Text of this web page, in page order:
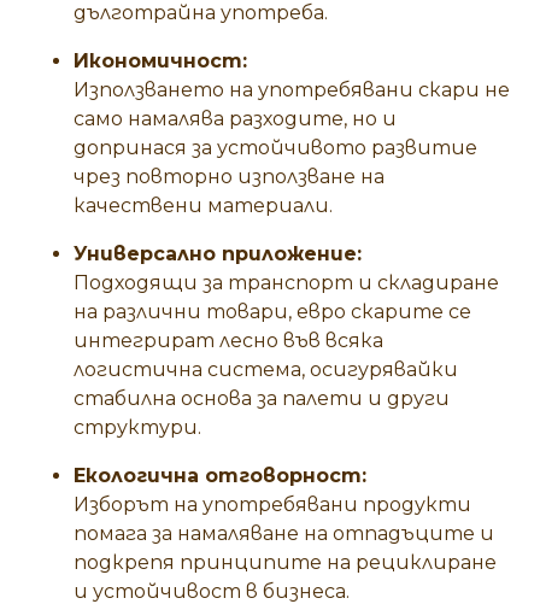
дълготрайна употреба.
Икономичност:
Използването на употребявани скари не
само намалява разходите, но и
допринася за устойчивото развитие
чрез повторно използване на
качествени материали.
Универсално приложение:
Подходящи за транспорт и складиране
на различни товари, евро скарите се
интегрират лесно във всяка
логистична система, осигурявайки
стабилна основа за палети и други
структури.
Екологична отговорност:
Изборът на употребявани продукти
помага за намаляване на отпадъците и
подкрепя принципите на рециклиране
и устойчивост в бизнеса.